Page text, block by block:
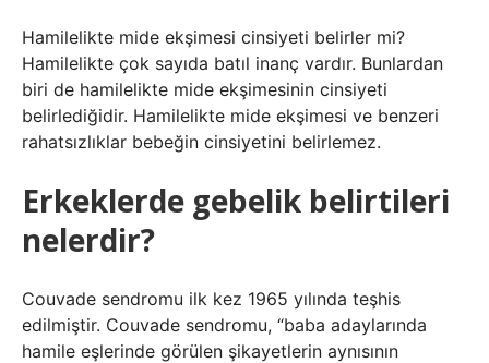
Hamilelikte mide ekşimesi cinsiyeti belirler mi?
Hamilelikte çok sayıda batıl inanç vardır. Bunlardan
biri de hamilelikte mide ekşimesinin cinsiyeti
belirlediğidir. Hamilelikte mide ekşimesi ve benzeri
rahatsızlıklar bebeğin cinsiyetini belirlemez.
Erkeklerde gebelik belirtileri
nelerdir?
Couvade sendromu ilk kez 1965 yılında teşhis
edilmiştir. Couvade sendromu, “baba adaylarında
hamile eşlerinde görülen şikayetlerin aynısının